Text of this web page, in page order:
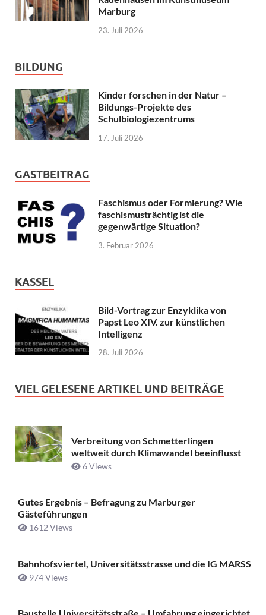
Marburg
23. Juli 2026
BILDUNG
Kinder forschen in der Natur –
Bildungs-Projekte des
Schulbiologiezentrums
17. Juli 2026
GASTBEITRAG
Faschismus oder Formierung? Wie
faschismusträchtig ist die
gegenwärtige Situation?
3. Februar 2026
KASSEL
Bild-Vortrag zur Enzyklika von
Papst Leo XIV. zur künstlichen
Intelligenz
28. Juli 2026
VIEL GELESENE ARTIKEL UND BEITRÄGE
Verbreitung von Schmetterlingen
weltweit durch Klimawandel beeinflusst
6 Views
Gutes Ergebnis – Befragung zu Marburger
Gästeführungen
1612 Views
Bahnhofsviertel, Universitätsstrasse und die IG MARSS
974 Views